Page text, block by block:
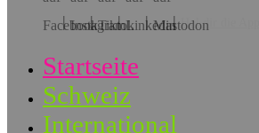
Hol dir die App!
Startseite
Schweiz
International